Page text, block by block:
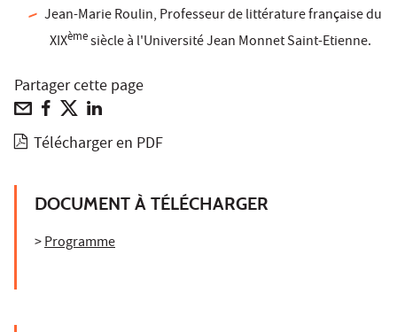
Jean-Marie Roulin, Professeur de littérature française du
XIXèmesiècle à l'Université Jean Monnet Saint-Etienne.
Partager cette page
Télécharger en PDF
DOCUMENT À TÉLÉCHARGER
>Programme